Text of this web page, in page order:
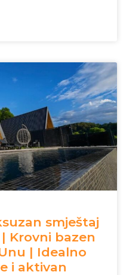
smještaj
Krovni bazen
| Idealno
i aktivan